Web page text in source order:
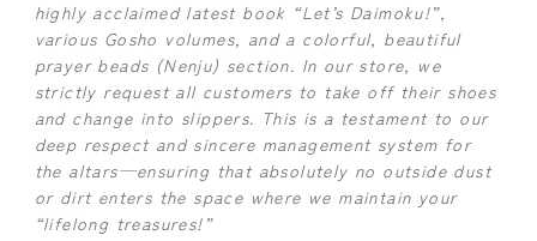
highly acclaimed latest book “Let’s Daimoku!”,
various Gosho volumes, and a colorful, beautiful
prayer beads (Nenju) section. In our store, we
strictly request all customers to take off their shoes
and change into slippers. This is a testament to our
deep respect and sincere management system for
the altars—ensuring that absolutely no outside dust
or dirt enters the space where we maintain your
“lifelong treasures!”